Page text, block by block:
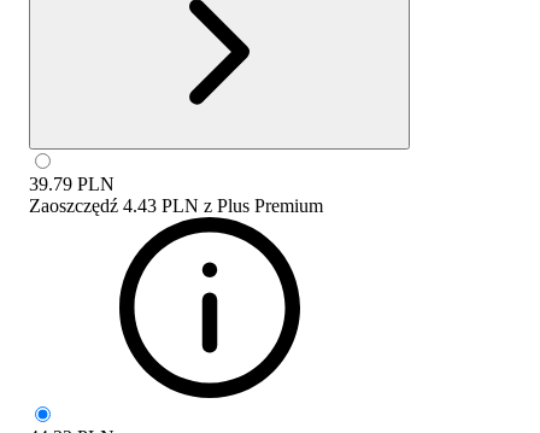
39.79 PLN
Zaoszczędź 4.43 PLN z Plus Premium